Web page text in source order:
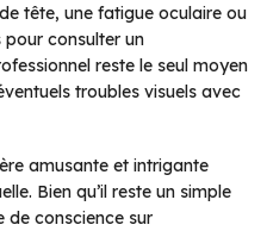
tête, une fatigue oculaire ou
pour consulter un
reste le seul moyen
troubles visuels avec
amusante et intrigante
Bien qu’il reste un simple
de conscience sur